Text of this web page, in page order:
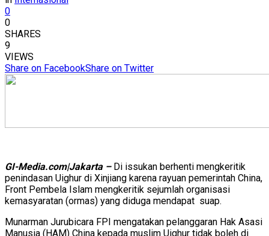
0
0
SHARES
9
VIEWS
Share on FacebookShare on Twitter
GI-Media.com|Jakarta –Di issukan berhenti mengkeritik
penindasan Uighur di Xinjiang karena rayuan pemerintah China,
Front Pembela Islam mengkeritik sejumlah organisasi
kemasyaratan (ormas) yang diduga mendapat suap.
Munarman Jurubicara FPI mengatakan pelanggaran Hak Asasi
Manusia (HAM) China kepada muslim Uighur tidak boleh di